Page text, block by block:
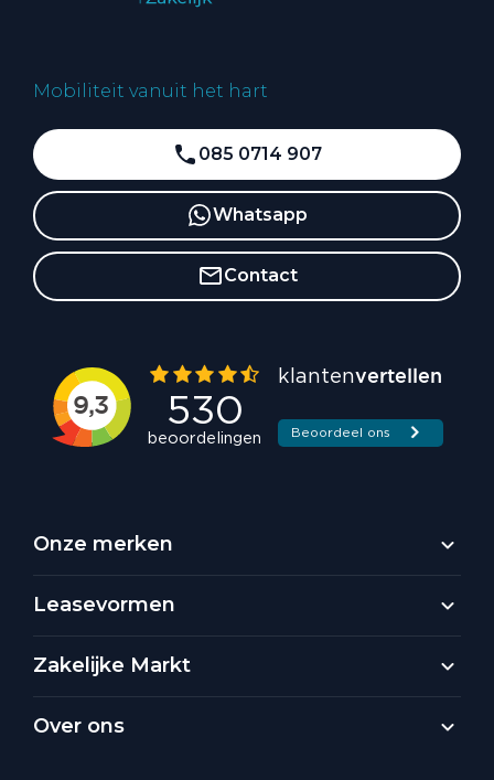
Mobiliteit vanuit het hart
085 0714 907
Whatsapp
Contact
Onze merken
Leasevormen
Zakelijke Markt
Over ons